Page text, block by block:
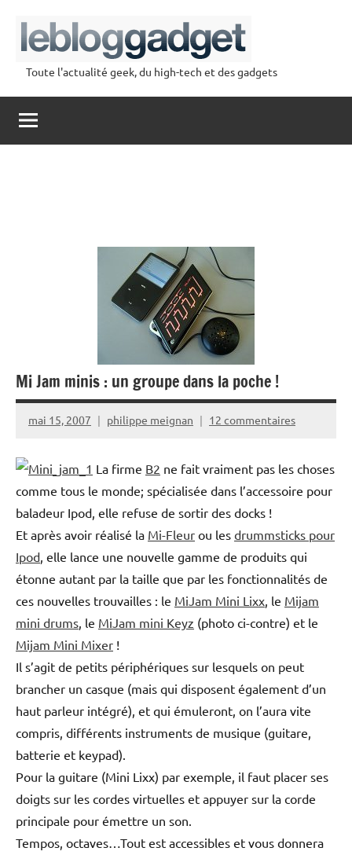
contenu
lebloggadget
Toute l'actualité geek, du high-tech et des gadgets
Mi Jam minis : un groupe dans la poche !
mai 15, 2007 philippe meignan 12 commentaires
La firme B2 ne fait vraiment pas les choses
comme tous le monde; spécialisée dans l’accessoire pour
baladeur Ipod, elle refuse de sortir des docks !
Et après avoir réalisé la Mi-Fleur ou les drummsticks pour
Ipod , elle lance une nouvelle gamme de produits qui
étonne autant par la taille que par les fonctionnalités de
ces nouvelles trouvailles : le MiJam Mini Lixx , le Mijam
mini drums , le MiJam mini Keyz (photo ci-contre) et le
Mijam Mini Mixer !
Il s’agit de petits périphériques sur lesquels on peut
brancher un casque (mais qui disposent également d’un
haut parleur intégré), et qui émuleront, on l’aura vite
compris, différents instruments de musique (guitare,
batterie et keypad).
Pour la guitare (Mini Lixx) par exemple, il faut placer ses
doigts sur les cordes virtuelles et appuyer sur la corde
principale pour émettre un son.
Tempos, octaves…Tout est accessibles et vous donnera